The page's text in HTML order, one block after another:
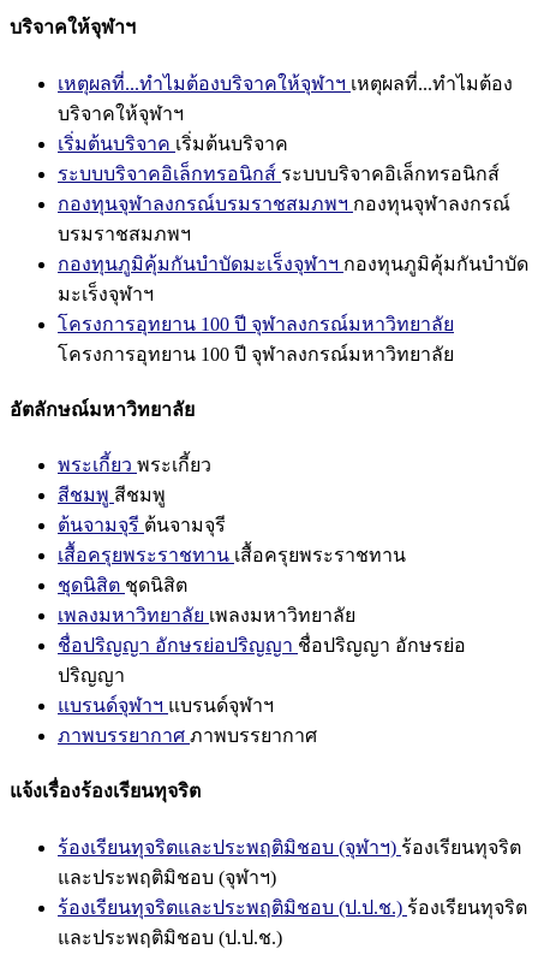
บริจาคให้จุฬาฯ
เหตุผลที่...ทำไมต้องบริจาคให้จุฬาฯ เหตุผลที่...ทำไมต้อง
บริจาคให้จุฬาฯ
เริ่มต้นบริจาค เริ่มต้นบริจาค
ระบบบริจาคอิเล็กทรอนิกส์ ระบบบริจาคอิเล็กทรอนิกส์
กองทุนจุฬาลงกรณ์บรมราชสมภพฯ กองทุนจุฬาลงกรณ์
บรมราชสมภพฯ
กองทุนภูมิคุ้มกันบำบัดมะเร็งจุฬาฯ กองทุนภูมิคุ้มกันบำบัด
มะเร็งจุฬาฯ
โครงการอุทยาน 100 ปี จุฬาลงกรณ์มหาวิทยาลัย
โครงการอุทยาน 100 ปี จุฬาลงกรณ์มหาวิทยาลัย
อัตลักษณ์มหาวิทยาลัย
พระเกี้ยว พระเกี้ยว
สีชมพู สีชมพู
ต้นจามจุรี ต้นจามจุรี
เสื้อครุยพระราชทาน เสื้อครุยพระราชทาน
ชุดนิสิต ชุดนิสิต
เพลงมหาวิทยาลัย เพลงมหาวิทยาลัย
ชื่อปริญญา อักษรย่อปริญญา ชื่อปริญญา อักษรย่อ
ปริญญา
แบรนด์จุฬาฯ แบรนด์จุฬาฯ
ภาพบรรยากาศ ภาพบรรยากาศ
แจ้งเรื่องร้องเรียนทุจริต
ร้องเรียนทุจริตและประพฤติมิชอบ (จุฬาฯ) ร้องเรียนทุจริต
และประพฤติมิชอบ (จุฬาฯ)
ร้องเรียนทุจริตและประพฤติมิชอบ (ป.ป.ช.) ร้องเรียนทุจริต
และประพฤติมิชอบ (ป.ป.ช.)